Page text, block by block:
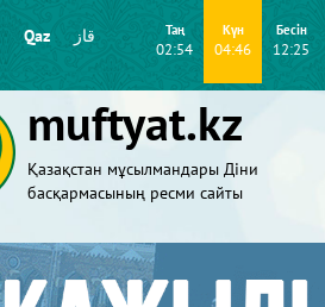
Qaz قاز Таң
02:54
Күн
04:46
Бесін
12:25
muftyat.kz
Қазақстан мұсылмандары Діни
басқармасының ресми сайты